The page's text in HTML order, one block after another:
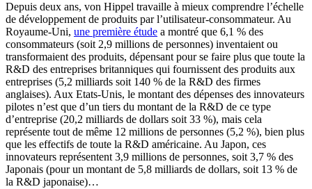
Depuis deux ans, von Hippel travaille à mieux comprendre l’échelle
de développement de produits par l’utilisateur-consommateur. Au
Royaume-Uni, une première étude a montré que 6,1 % des
consommateurs (soit 2,9 millions de personnes) inventaient ou
transformaient des produits, dépensant pour se faire plus que toute la
R&D des entreprises britanniques qui fournissent des produits aux
entreprises (5,2 milliards soit 140 % de la R&D des firmes
anglaises). Aux Etats-Unis, le montant des dépenses des innovateurs
pilotes n’est que d’un tiers du montant de la R&D de ce type
d’entreprise (20,2 milliards de dollars soit 33 %), mais cela
représente tout de même 12 millions de personnes (5,2 %), bien plus
que les effectifs de toute la R&D américaine. Au Japon, ces
innovateurs représentent 3,9 millions de personnes, soit 3,7 % des
Japonais (pour un montant de 5,8 milliards de dollars, soit 13 % de
la R&D japonaise)…